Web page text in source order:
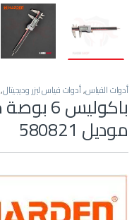
أدوات القياس,أدوات قياس ليزر وديجيتال,
موديل 580821